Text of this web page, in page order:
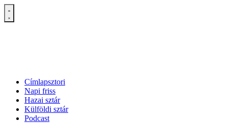
Címlapsztori
Napi friss
Hazai sztár
Külföldi sztár
Podcast